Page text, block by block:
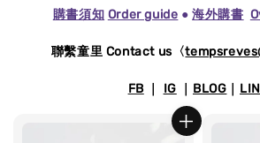
購書須知 Order guide ●海外購書
聯繫童里 Contact us〈
FB IG BLOG